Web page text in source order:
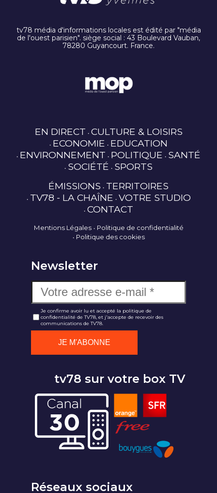
tv78 média d'informations locales est édité par "média
de l'ouest parisien". siège social : 43 Boulevard Vauban,
78280 Guyancourt. France.
EN DIRECT CULTURE & LOISIRS
ECONOMIE EDUCATION
ENVIRONNEMENT POLITIQUE SANTÉ
SOCIÉTÉ SPORTS
ÉMISSIONS TERRITOIRES
TV78 - LA CHAÎNE VOTRE STUDIO
CONTACT
Mentions Légales
Politique de confidentialité
Politique des cookies
Newsletter
Je confirme avoir lu et accepté la politique de
confidentialité de TV78, et j'accepte de recevoir des
communications de TV78.
tv78 sur votre box TV
Réseaux sociaux